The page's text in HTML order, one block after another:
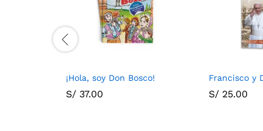
¡Hola, soy Don Bosco!
S/ 37.00
Francisco y
S/ 25.00